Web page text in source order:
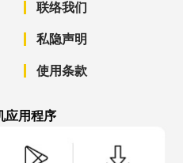
联络我们
私隐声明
使用条款
应用程序